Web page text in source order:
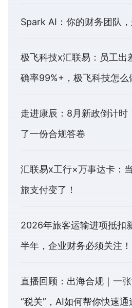
Spark AI：你的财务团队
极飞科技x汇联易：员工出
确率99%+，极飞科技怎么
走进康辰：8月新政倒计时
了一份合规答卷
汇联易x工行×万事达卡：
旅支付变了！
2026年旅客运输进项抵扣
半年，企业财务必须关注！
直播回顾：出海合规｜一
“税关”，AI如何帮你快速通